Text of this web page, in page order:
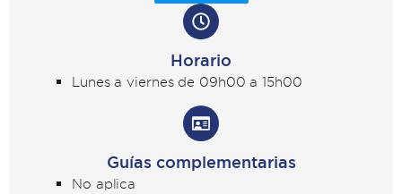
Horario
Lunes a viernes de 09h00 a 15h00
Guías complementarias
No aplica